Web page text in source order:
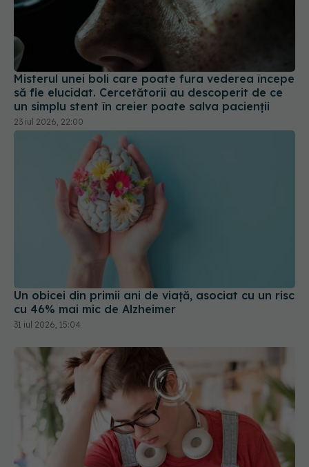
Misterul unei boli care poate fura vederea începe
să fie elucidat. Cercetătorii au descoperit de ce
un simplu stent în creier poate salva pacienții
23 iul 2026, 22:00
Un obicei din primii ani de viață, asociat cu un risc
cu 46% mai mic de Alzheimer
31 iul 2026, 15:04